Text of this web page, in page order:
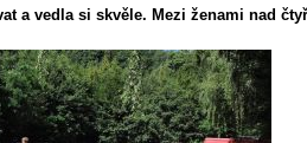
a vedla si skvěle. Mezi ženami nad